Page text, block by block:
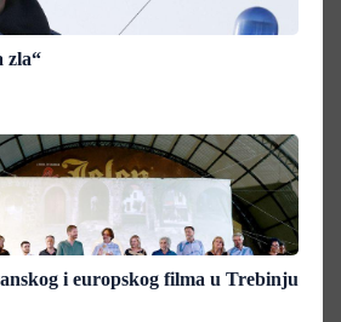
zla“
i europskog filma u Trebinju